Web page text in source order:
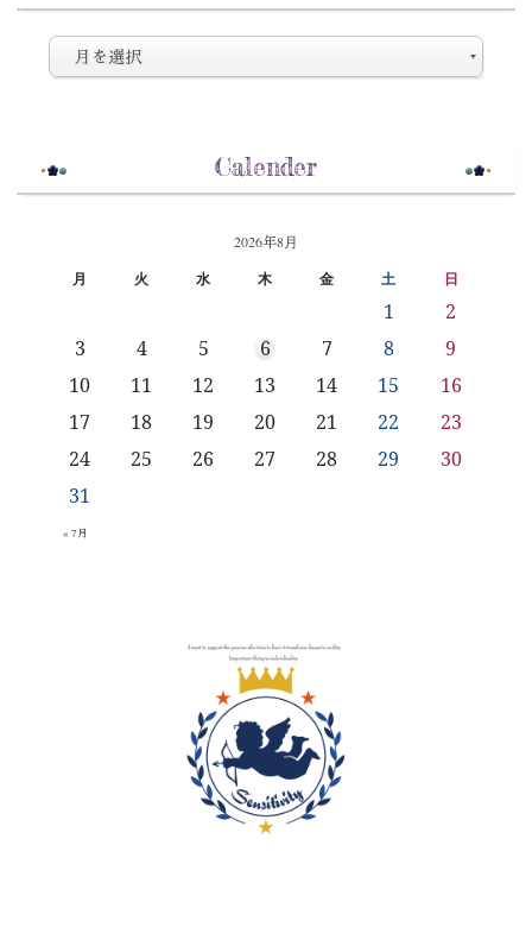
Calender
2026年8月
月 火 水 木 金 土 日
1
2
3
4 5 6 7 8
9
10
11 12 13 14 15
16
17
18 19 20 21 22
23
24
25 26 27 28 29
30
31
« 7月